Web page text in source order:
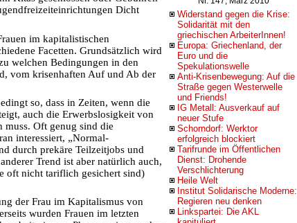
Dicht
im kapitalistischen
Facetten. Grundsätzlich wird
welchen Bedingungen in den
vom krisenhaften Auf und Ab der
so, dass in Zeiten, wenn die
auch die Erwerbslosigkeit von
muss. Oft genug sind die
interessiert, „Normal-
durch prekäre Teilzeitjobs und
Trend ist aber natürlich auch,
oft nicht tariflich gesichert sind)
der Frau im Kapitalismus von
wurden Frauen im letzten
Widerstand gegen die Krise:
Solidarität mit den
griechischen ArbeiterInnen!
Europa: Griechenland, der
Euro und die
Spekulationswelle
Anti-Krisenbewegung: Auf die
Straße gegen Westerwelle
und Friends!
IG Metall: Ausverkauf auf
neuer Stufe
Schorndorf: Werktor
erfolgreich blockiert
Tarifrunde im Öffentlichen
Dienst: Drohende
Verschlichterung
Heile Welt
Institut Solidarische Moderne:
Regieren neu denken
Linkspartei: Die AKL